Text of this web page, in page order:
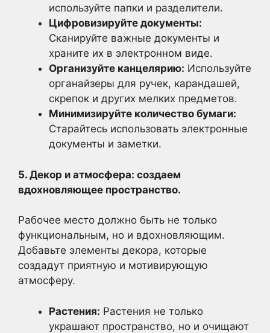
используйте папки и разделители.
Цифровизируйте документы:
Сканируйте важные документы и
храните их в электронном виде.
Организуйте канцелярию: Используйте
органайзеры для ручек, карандашей,
скрепок и других мелких предметов.
Минимизируйте количество бумаги:
Старайтесь использовать электронные
документы и заметки.
5. Декор и атмосфера: создаем
вдохновляющее пространство.
Рабочее место должно быть не только
функциональным, но и вдохновляющим.
Добавьте элементы декора, которые
создадут приятную и мотивирующую
атмосферу.
Растения: Растения не только
украшают пространство, но и очищают